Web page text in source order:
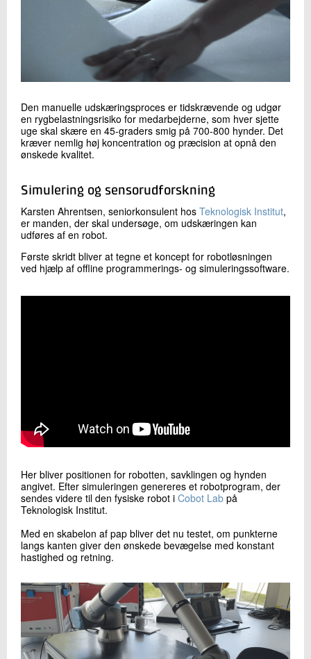
Den manuelle udskæringsproces er tidskrævende og udgør
en rygbelastningsrisiko for medarbejderne, som hver sjette
uge skal skære en 45-graders smig på 700-800 hynder. Det
kræver nemlig høj koncentration og præcision at opnå den
ønskede kvalitet.
Simulering og sensorudforskning
Karsten Ahrentsen, seniorkonsulent hos Teknologisk Institut,
er manden, der skal undersøge, om udskæringen kan
udføres af en robot.
Første skridt bliver at tegne et koncept for robotløsningen
ved hjælp af offline programmerings- og simuleringssoftware.
Her bliver positionen for robotten, savklingen og hynden
angivet. Efter simuleringen genereres et robotprogram, der
sendes videre til den fysiske robot i Cobot Lab på
Teknologisk Institut.
Med en skabelon af pap bliver det nu testet, om punkterne
langs kanten giver den ønskede bevægelse med konstant
hastighed og retning.